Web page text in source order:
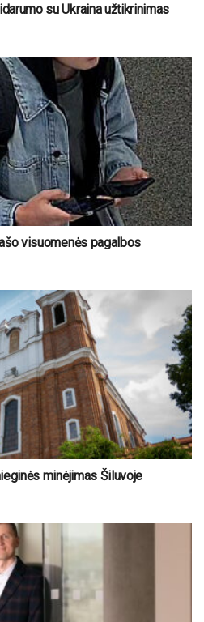
su Ukraina užtikrinimas
visuomenės pagalbos
minėjimas Šiluvoje